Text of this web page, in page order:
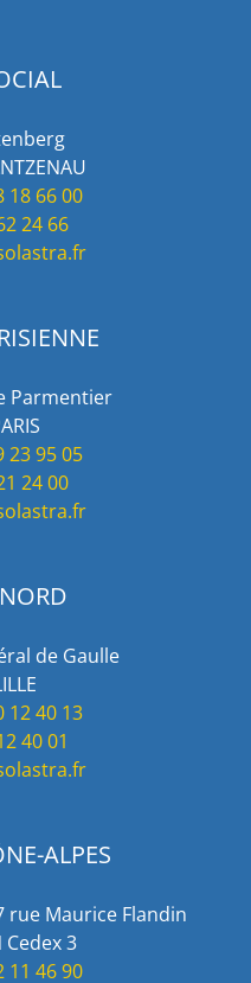
18 66 00
24 66
Parmentier
23 95 05
24 00
de Gaulle
12 40 13
40 01
ALPES
rue Maurice Flandin
Cedex 3
11 46 90